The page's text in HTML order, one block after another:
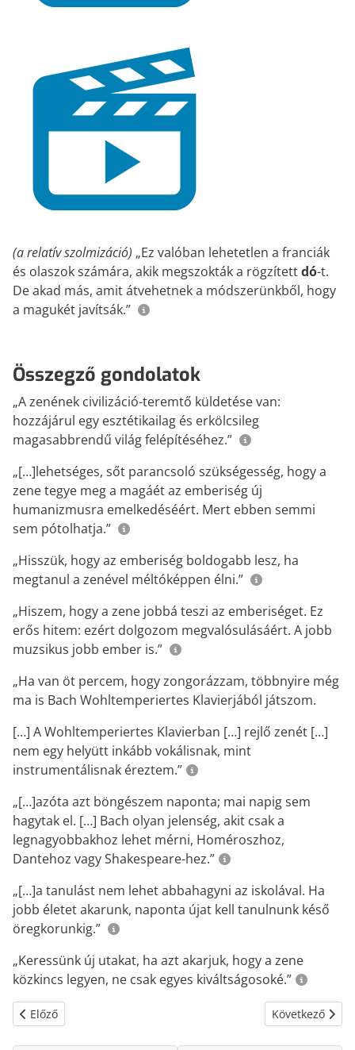
(a relatív szolmizáció) „Ez valóban lehetetlen a franciák
és olaszok számára, akik megszokták a rögzítettdó-t.
De akad más, amit átvehetnek a módszerünkből, hogy
a magukét javítsák.”
Összegző gondolatok
„A zenének civilizáció-teremtő küldetése van:
hozzájárul egy esztétikailag és erkölcsileg
magasabbrendű világ felépítéséhez.”
„[…]lehetséges, sőt parancsoló szükségesség, hogy a
zene tegye meg a magáét az emberiség új
humanizmusra emelkedéséért. Mert ebben semmi
sem pótolhatja.”
„Hisszük, hogy az emberiség boldogabb lesz, ha
megtanul a zenével méltóképpen élni.”
„Hiszem, hogy a zene jobbá teszi az emberiséget. Ez
erős hitem: ezért dolgozom megvalósulásáért. A jobb
muzsikus jobb ember is.”
„Ha van öt percem, hogy zongorázzam, többnyire még
ma is Bach Wohltemperiertes Klavierjából játszom.
[…] A Wohltemperiertes Klavierban […] rejlő zenét […]
nem egy helyütt inkább vokálisnak, mint
instrumentálisnak éreztem.”
„[…]azóta azt böngészem naponta; mai napig sem
hagytak el. […] Bach olyan jelenség, akit csak a
legnagyobbakhoz lehet mérni, Homéroszhoz,
Dantehoz vagy Shakespeare-hez.”
„[…]a tanulást nem lehet abbahagyni az iskolával. Ha
jobb életet akarunk, naponta újat kell tanulnunk késő
öregkorunkig.”
„Keressünk új utakat, ha azt akarjuk, hogy a zene
közkincs legyen, ne csak egyes kiváltságosoké.”
Előző cikk: A zenei nevelés folyamata
Előző Következő
Következő